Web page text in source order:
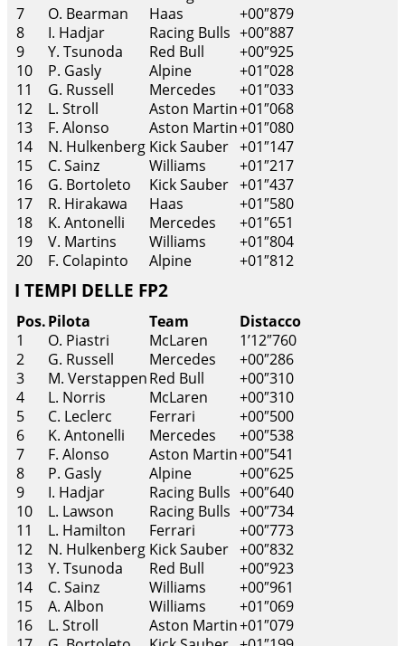
7
O. Bearman Haas
+00″879
8
I. Hadjar Racing Bulls +00″887
9
Y. Tsunoda Red Bull
+00″925
10
P. Gasly Alpine
+01″028
11
G. Russell Mercedes
+01″033
12
L. Stroll Aston Martin+01″068
13
F. Alonso Aston Martin+01″080
14
N. Hulkenberg Kick Sauber +01″147
15
C. Sainz Williams
+01″217
16
G. Bortoleto Kick Sauber +01″437
17
R. Hirakawa Haas
+01″580
18
K. Antonelli Mercedes
+01″651
19
V. Martins Williams
+01″804
20
F. Colapinto Alpine +01″812
I TEMPI DELLE FP2
Pos.Pilota Team
Distacco
1
O. Piastri McLaren
1’12″760
2
G. Russell Mercedes
+00″286
3
M. VerstappenRed Bull
+00″310
4
L. Norris McLaren
+00″310
5
C. Leclerc Ferrari
+00″500
6
K. Antonelli Mercedes
+00″538
7
F. Alonso Aston Martin+00″541
8
P. Gasly Alpine
+00″625
9
I. Hadjar Racing Bulls +00″640
10
L. Lawson Racing Bulls +00″734
11
L. Hamilton Ferrari
+00″773
12
N. Hulkenberg Kick Sauber +00″832
13
Y. Tsunoda Red Bull
+00″923
14
C. Sainz Williams
+00″961
15
A. Albon Williams
+01″069
16
L. Stroll Aston Martin+01″079